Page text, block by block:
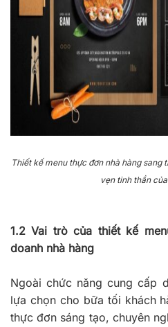
Thiết kế menu thực đơn nhà hàng sang
vẹn tinh thần
1.2 Vai trò của thiết kế
doanh nhà hàng
Ngoài chức năng cung cấp
lựa chọn cho bữa tối khách
thực đơn sáng tạo, chuyên